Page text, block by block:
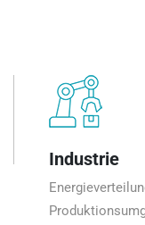
Industrie